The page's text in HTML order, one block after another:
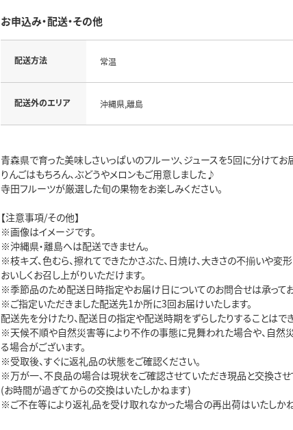
お申込み・配送・その他
配送方法 常温
配送外のエリア 沖縄県,離島
青森県で育った美味しさいっぱいのフルーツ、ジュースを5回に分けてお
りんごはもちろん、ぶどうやメロンもご用意しました♪
寺田フルーツが厳選した旬の果物をお楽しみください。
【注意事項/その他】
※画像はイメージです。
※沖縄県・離島へは配送できません。
※枝キズ、色むら、擦れてできたかさぶた、日焼け、大きさの不揃いや変
おいしくお召し上がりいただけます。
※季節品のため配送日時指定やお届け日についてのお問合せは承って
※ご指定いただきました配送先1か所に3回お届けいたします。
配送先を分けたり、配送日の指定や配送時期をずらしたりすることはで
※天候不順や自然災害等により不作の事態に見舞われた場合や、自然
る場合がございます。
※受取後、すぐに返礼品の状態をご確認ください。
※万が一、不良品の場合は現状をご確認させていただき現品と交換させ
(お時間が過ぎてからの交換はいたしかねます)
※ご不在等により返礼品を受け取れなかった場合の再出荷はいたしかね